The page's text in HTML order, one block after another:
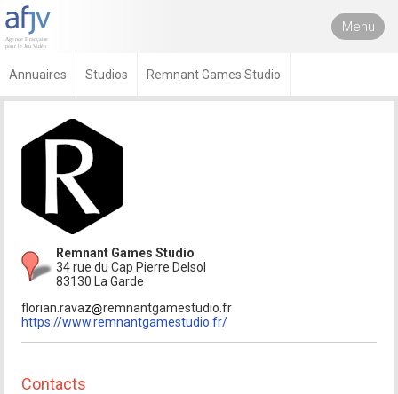
Menu
Annuaires Studios Remnant Games Studio
Remnant Games Studio
34 rue du Cap Pierre Delsol
83130 La Garde
florian.ravaz
remnantgamestudio.fr
https://www.remnantgamestudio.fr/
Contacts